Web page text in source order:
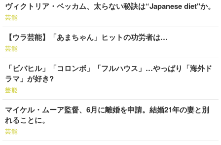
ヴィクトリア・ベッカム、太らない秘訣は“Japanese diet"か。
芸能
【ウラ芸能】「あまちゃん」ヒットの功労者は…
芸能
「ビバヒル」「コロンボ」「フルハウス」…やっぱり「海外ド
ラマ」が好き?
芸能
マイケル・ムーア監督、6月に離婚を申請。結婚21年の妻と別
れることに。
芸能